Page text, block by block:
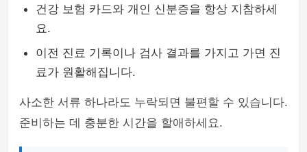
건강 보험 카드와 개인 신분증을 항상 지참하세
요.
이전 진료 기록이나 검사 결과를 가지고 가면 진
료가 원활해집니다.
사소한 서류 하나라도 누락되면 불편할 수 있습니다.
준비하는 데 충분한 시간을 할애하세요.